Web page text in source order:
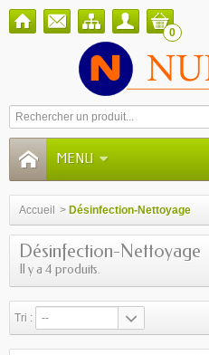
0
MENU
Accueil > Désinfection-Nettoyage
Désinfection-Nettoyage
Il y a 4 produits.
Tri : --